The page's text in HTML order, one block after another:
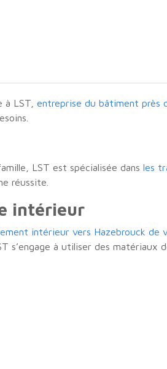
LST, entreprise du bâtiment près
LST est spécialisée dans les
réussite.
intérieur
intérieur vers Hazebrouck de
s’engage à utiliser des